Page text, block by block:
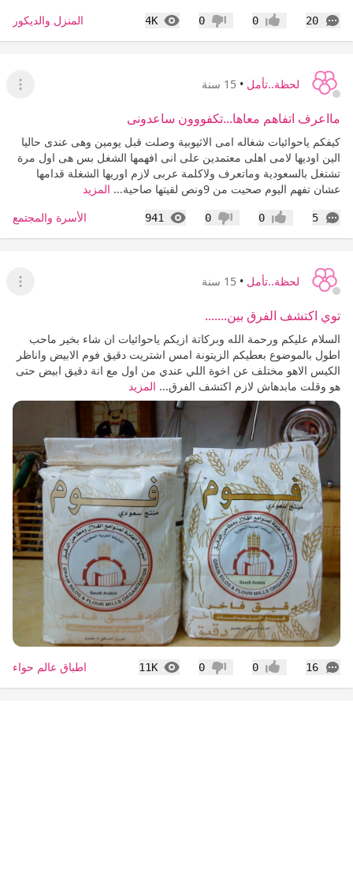
20
التعليقات إعجاب0 عدم إعجاب
0
4K
المشاهدات المنزل والديكور
لحظة..تأمل • 15 سنة
عرض
مااعرف اتفاهم معاها...تكفووون ساعدونى
كيفكم ياحوائيات شغاله امى الاثيوبية وصلت قبل يومين وهى عندى حاليا
الين اوديها لامى اهلى معتمدين على انى افهمها الشغل بس هى اول مرة
تشتغل بالسعودية وماتعرف ولاكلمة عربى لازم اوريها الشغلة قدامها
عشان تفهم اليوم صحيت من 9ونص لقيتها صاحية...
المزيد
5
التعليقات إعجاب0 عدم إعجاب
0
941
المشاهدات الأسرة والمجتمع
لحظة..تأمل • 15 سنة
عرض
توي اكتشف الفرق بين.......
السلام عليكم ورحمة الله وبركاتة ازيكم ياحوائيات ان شاء بخير ماحب
اطول بالموضوع بعطيكم الزيتونة امس اشتريت دقيق فوم الابيض واناظر
الكيس الاهو مختلف عن اخوة اللي عندي من اول مع انة دقيق ابيض حتى
هو وقلت مابدهاش لازم اكتشف الفرق... المزيد
16
التعليقات إعجاب0 عدم إعجاب
0
11K
المشاهدات اطباق عالم حواء